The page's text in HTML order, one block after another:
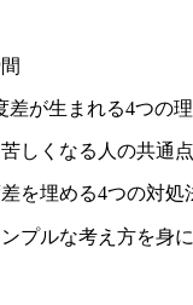
差が生まれる4つの
しくなる人の共通
を埋める4つの対処
プルな考え方を身